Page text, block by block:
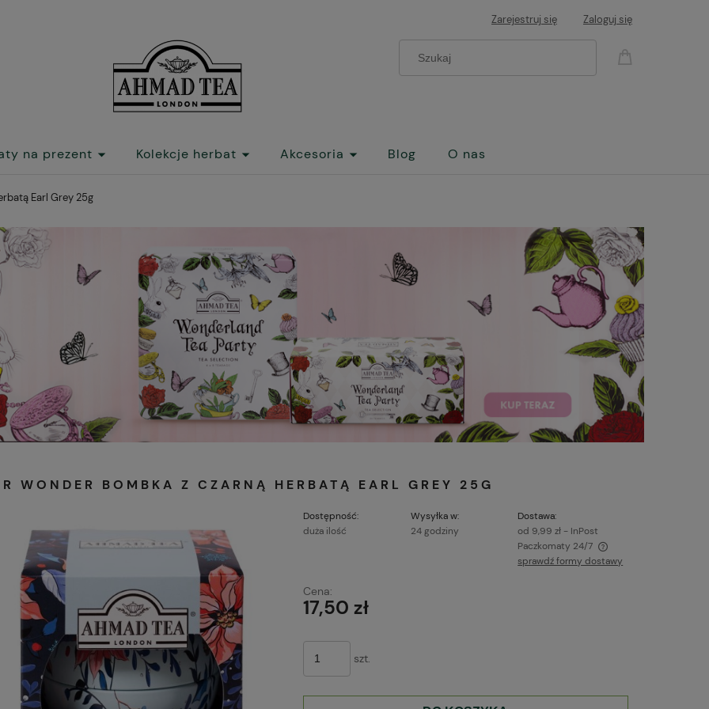
Zarejestruj się Zaloguj się
na prezent Kolekcje herbat Akcesoria Blog O nas
Earl Grey 25g
WONDER BOMBKA Z CZARNĄ HERBATĄ EARL GREY 25G
Dostępność:
duża ilość
Wysyłka w:
24 godziny
Dostawa:
od 9,99 zł - InPost
Paczkomaty 24/7
sprawdź formy dostawy
Cena:
17,50 zł
szt.